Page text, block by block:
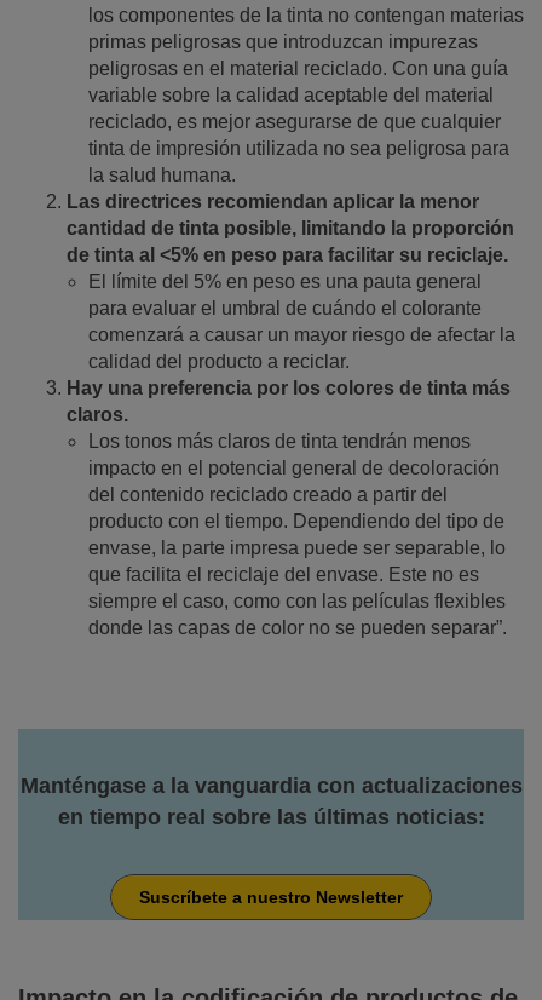
los componentes de la tinta no contengan materias
primas peligrosas que introduzcan impurezas
peligrosas en el material reciclado. Con una guía
variable sobre la calidad aceptable del material
reciclado, es mejor asegurarse de que cualquier
tinta de impresión utilizada no sea peligrosa para
la salud humana.
Las directrices recomiendan aplicar la menor
cantidad de tinta posible, limitando la proporción
de tinta al <5% en peso para facilitar su reciclaje.
El límite del 5% en peso es una pauta general
para evaluar el umbral de cuándo el colorante
comenzará a causar un mayor riesgo de afectar la
calidad del producto a reciclar.
Hay una preferencia por los colores de tinta más
claros.
Los tonos más claros de tinta tendrán menos
impacto en el potencial general de decoloración
del contenido reciclado creado a partir del
producto con el tiempo. Dependiendo del tipo de
envase, la parte impresa puede ser separable, lo
que facilita el reciclaje del envase. Este no es
siempre el caso, como con las películas flexibles
donde las capas de color no se pueden separar”.
Manténgase a la vanguardia con actualizaciones
en tiempo real sobre las últimas noticias:
Suscríbete a nuestro Newsletter